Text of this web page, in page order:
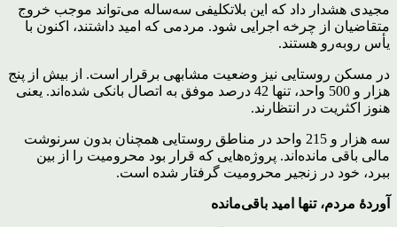
مجیدی هشدار داد که این بلاتکلیفی سه‌ساله می‌تواند موجب خروج
متقاضیان از چرخه اجرایی شود. مردمی که امید داشتند، اکنون با
یأس روبه‌رو هستند.
در مسکن روستایی نیز وضعیت مشابهی برقرار است. از بیش از پنج
هزار و 500 واحد، تنها 42 درصد موفق به اتصال بانکی شده‌اند. یعنی
هنوز اکثریت در انتظارند.
سه هزار و 215 واحد در مناطق روستایی همچنان بدون سرنوشت
مالی باقی مانده‌اند. پروژه‌هایی که قرار بود محرومیت را از بین
ببرد، خود در زنجیر محرومیت گرفتار شده است.
آوردۀ مردم، تنها امید باقی‌مانده